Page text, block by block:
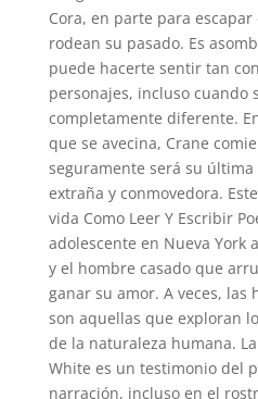
Cora, en parte para
rodean su pasado. Es
puede hacerte sentir tan
personajes, incluso cuando
completamente diferente.
que se avecina, Crane
seguramente será su
extraña y conmovedora.
vida Como Leer Y Escribir
adolescente en Nueva York
y el hombre casado que
ganar su amor. A veces, las
son aquellas que exploran
de la naturaleza humana.
White es un testimonio del
narración, incluso en el